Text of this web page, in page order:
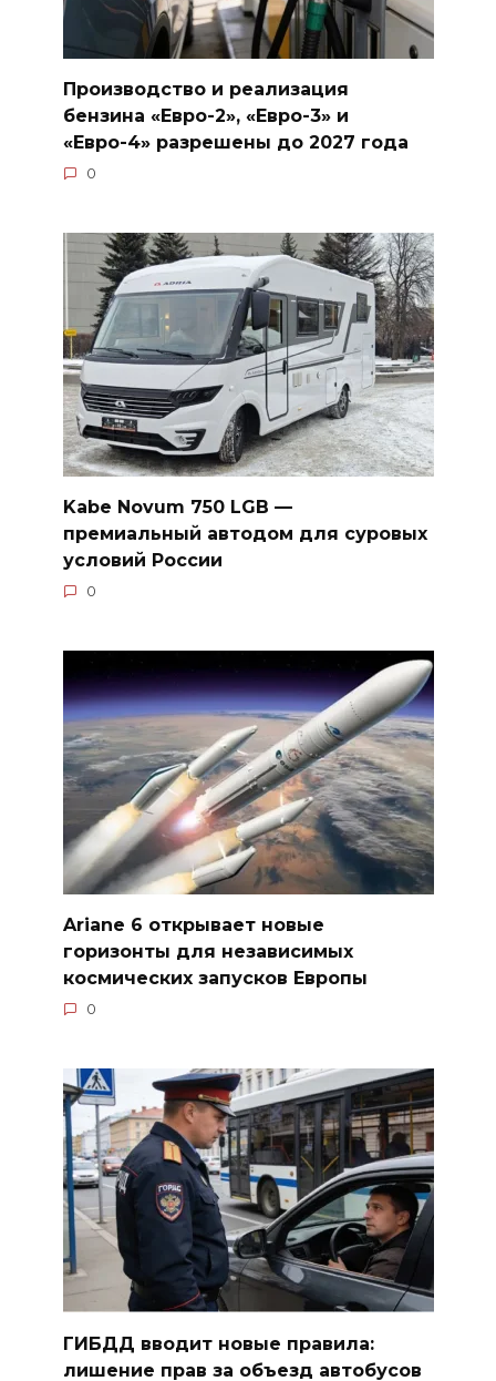
Производство и реализация
бензина «Евро-2», «Евро-3» и
«Евро-4» разрешены до 2027 года
0
Kabe Novum 750 LGB —
премиальный автодом для суровых
условий России
0
Ariane 6 открывает новые
горизонты для независимых
космических запусков Европы
0
ГИБДД вводит новые правила:
лишение прав за объезд автобусов